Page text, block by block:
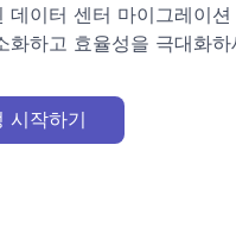
데이터 센터 마이그레이
화하고 효율성을 극대화하
시작하기